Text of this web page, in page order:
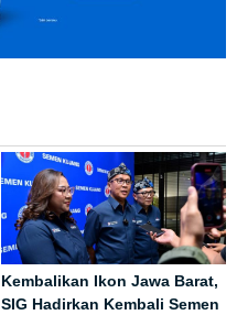
Kembalikan Ikon Jawa Barat,
SIG Hadirkan Kembali Semen